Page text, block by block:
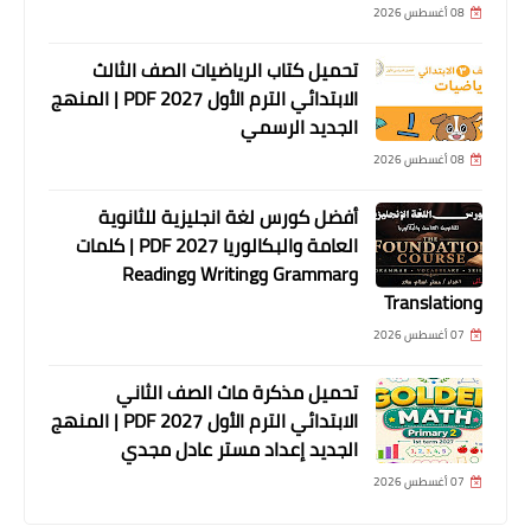
08 أغسطس 2026
تحميل كتاب الرياضيات الصف الثالث
الابتدائي الترم الأول 2027 PDF | المنهج
الجديد الرسمي
08 أغسطس 2026
أفضل كورس لغة انجليزية للثانوية
العامة والبكالوريا 2027 PDF | كلمات
وGrammar وWriting وReading
وTranslation
07 أغسطس 2026
تحميل مذكرة ماث الصف الثاني
الابتدائي الترم الأول 2027 PDF | المنهج
الجديد إعداد مستر عادل مجدي
07 أغسطس 2026